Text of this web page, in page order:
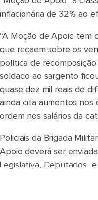
inflacionária de 32% ao
“A Moção de Apoio tem
que recaem sobre os
política de
soldado ao sargento
quase dez mil reais de
ainda cita aumentos nos
ordem nos salários da
Policiais da Brigada
Apoio deverá ser
Legislativa, Deputados